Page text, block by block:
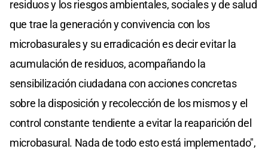
residuos y los riesgos ambientales, sociales y de salud
que trae la generación y convivencia con los
microbasurales y su erradicación es decir evitar la
acumulación de residuos, acompañando la
sensibilización ciudadana con acciones concretas
sobre la disposición y recolección de los mismos y el
control constante tendiente a evitar la reaparición del
microbasural. Nada de todo esto está implementado",